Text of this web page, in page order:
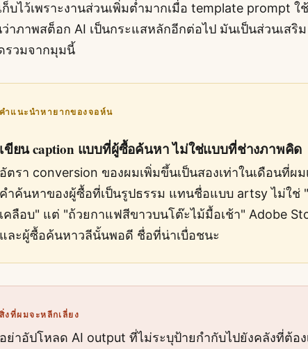
ก็บไว้เพราะงานส่วนเพิ่มต่ำมากเมื่อ template prompt
ว่าภาพสต็อก AI เป็นกระแสหลักอีกต่อไป มันเป็นส่วนเสริ
รวมจากมุมนี้
คำแนะนำหายากของจอห์น
เขียน caption แบบที่ผู้ซื้อค้นหา ไม่ใช่แบบที่ช่างภาพคิด
อัตรา conversion ของผมเพิ่มขึ้นเป็นสองเท่าในเดือนที่ผ
คำค้นหาของผู้ซื้อที่เป็นรูปธรรม แทนชื่อแบบ artsy ไม่ใช่ "
เคลือบ" แต่ "ถ้วยกาแฟสีขาวบนโต๊ะไม้มื้อเช้า" Adobe
และผู้ซื้อค้นหาวลีนั้นพอดี ชื่อที่น่าเบื่อชนะ
สิ่งที่ผมจะหลีกเลี่ยง
อย่าอัปโหลด AI output ที่ไม่ระบุป้ายกำกับไปยังคลังที่ต้อ